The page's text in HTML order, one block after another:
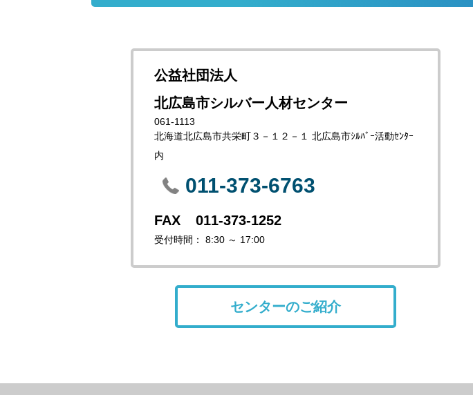
公益社団法人
北広島市シルバー人材センター
061-1113
北海道北広島市共栄町３－１２－１ 北広島市ｼﾙﾊﾞｰ活動ｾﾝﾀｰ
内
011-373-6763
011-373-1252
受付時間： 8:30 ～ 17:00
センターのご紹介